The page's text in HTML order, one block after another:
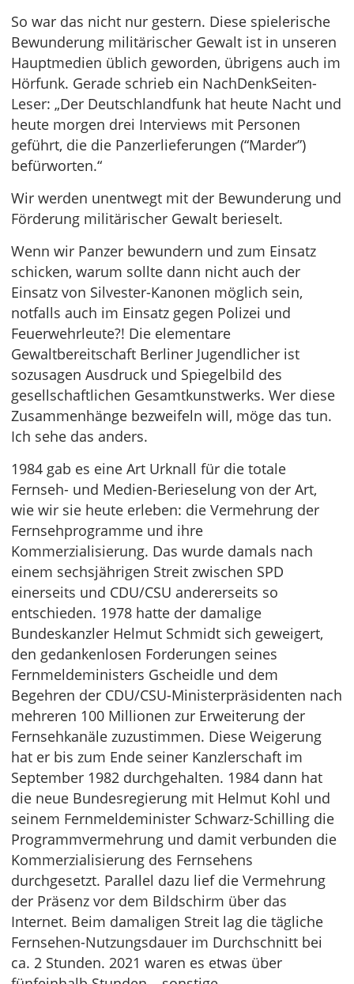
So war das nicht nur gestern. Diese spielerische
Bewunderung militärischer Gewalt ist in unseren
Hauptmedien üblich geworden, übrigens auch im
Hörfunk. Gerade schrieb ein NachDenkSeiten-
Leser: „Der Deutschlandfunk hat heute Nacht und
heute morgen drei Interviews mit Personen
geführt, die die Panzerlieferungen (“Marder”)
befürworten.“
Wir werden unentwegt mit der Bewunderung und
Förderung militärischer Gewalt berieselt.
Wenn wir Panzer bewundern und zum Einsatz
schicken, warum sollte dann nicht auch der
Einsatz von Silvester-Kanonen möglich sein,
notfalls auch im Einsatz gegen Polizei und
Feuerwehrleute?! Die elementare
Gewaltbereitschaft Berliner Jugendlicher ist
sozusagen Ausdruck und Spiegelbild des
gesellschaftlichen Gesamtkunstwerks. Wer diese
Zusammenhänge bezweifeln will, möge das tun.
Ich sehe das anders.
1984 gab es eine Art Urknall für die totale
Fernseh- und Medien-Berieselung von der Art,
wie wir sie heute erleben: die Vermehrung der
Fernsehprogramme und ihre
Kommerzialisierung. Das wurde damals nach
einem sechsjährigen Streit zwischen SPD
einerseits und CDU/CSU andererseits so
entschieden. 1978 hatte der damalige
Bundeskanzler Helmut Schmidt sich geweigert,
den gedankenlosen Forderungen seines
Fernmeldeministers Gscheidle und dem
Begehren der CDU/CSU-Ministerpräsidenten nach
mehreren 100 Millionen zur Erweiterung der
Fernsehkanäle zuzustimmen. Diese Weigerung
hat er bis zum Ende seiner Kanzlerschaft im
September 1982 durchgehalten. 1984 dann hat
die neue Bundesregierung mit Helmut Kohl und
seinem Fernmeldeminister Schwarz-Schilling die
Programmvermehrung und damit verbunden die
Kommerzialisierung des Fernsehens
durchgesetzt. Parallel dazu lief die Vermehrung
der Präsenz vor dem Bildschirm über das
Internet. Beim damaligen Streit lag die tägliche
Fernsehen-Nutzungsdauer im Durchschnitt bei
ca. 2 Stunden. 2021 waren es etwas über